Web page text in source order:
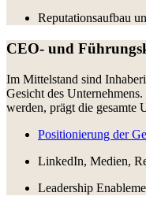
Reputationsaufbau
CEO- und
Im Mittelstand sind
Gesicht des
werden, prägt die gesamte
Positionierung der
LinkedIn, Medien,
Leadership